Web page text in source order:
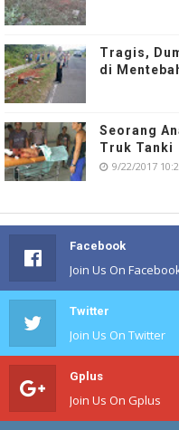
Tragis,
di
Seorang
Truk Tanki
9/22/2017
Facebook
Join Us On
Twitter
Join Us On Twitter
Gplus
Join Us On Gplus